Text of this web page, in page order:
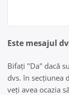
Este mesajul
Bifați "Da" dacă
dvs. în secțiunea
veți avea ocazia